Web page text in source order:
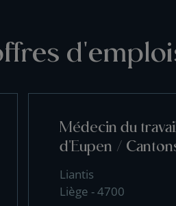
Médecin du
d'Eupen /
Liantis
Liège - 4700